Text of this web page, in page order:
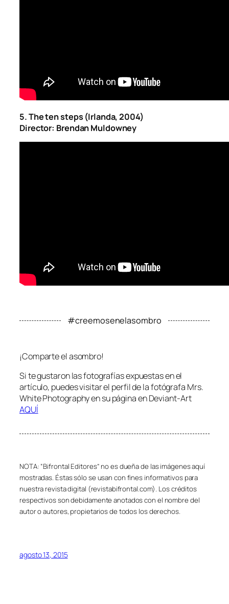
5. The ten steps (Irlanda, 2004)
Director: Brendan Muldowney
#creemosenelasombro
¡Comparte el asombro!
Si te gustaron las fotografías expuestas en el
artículo, puedes visitar el perfil de la fotógrafa Mrs.
White Photography en su página en Deviant-Art
AQUÍ
NOTA: “Bifrontal Editores” no es dueña de las imágenes aquí
mostradas. Éstas sólo se usan con fines informativos para
nuestra revista digital (revistabifrontal.com). Los créditos
respectivos son debidamente anotados con el nombre del
autor o autores, propietarios de todos los derechos.
agosto 13, 2015